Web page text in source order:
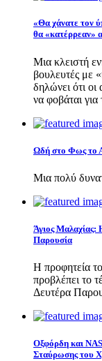
«Θα χάνατε τον
θα «κατέρρεαν»
Μια κλειστή
βουλευτές με
δηλώνει ότι
να φοβάται
Ωδή στο Φως το
Μια πολύ
Άγιος Μαλαχίας:
Παρουσία
Η προφητεία
προβλέπει το
Δευτέρα
Οξφόρδη και
Σταύρωσης του